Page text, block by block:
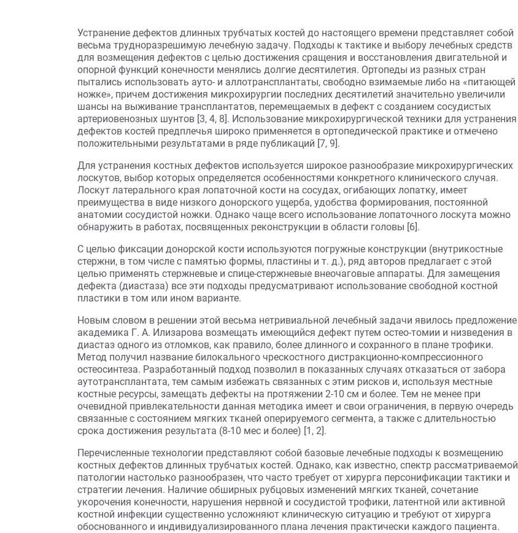
Устранение дефектов длинных трубчатых костей до настоящего времени представляет собой
весьма трудноразрешимую лечебную задачу. Подходы к тактике и выбору лечебных средств
для возмещения дефектов с целью достижения сращения и восстановления двигательной и
опорной функций конечности менялись долгие десятилетия. Ортопеды из разных стран
пытались использовать ауто- и аллотрансплантаты, свободно взимаемые либо на «питающей
ножке», причем достижения микрохирургии последних десятилетий значительно увеличили
шансы на выживание трансплантатов, перемещаемых в дефект с созданием сосудистых
артериовенозных шунтов [3, 4, 8]. Использование микрохирургической техники для устранения
дефектов костей предплечья широко применяется в ортопедической практике и отмечено
положительными результатами в ряде публикаций [7, 9].
Для устранения костных дефектов используется широкое разнообразие микрохирургических
лоскутов, выбор которых определяется особенностями конкретного клинического случая.
Лоскут латерального края лопаточной кости на сосудах, огибающих лопатку, имеет
преимущества в виде низкого донорского ущерба, удобства формирования, постоянной
анатомии сосудистой ножки. Однако чаще всего использование лопаточного лоскута можно
обнаружить в работах, посвященных реконструкции в области головы [6].
С целью фиксации донорской кости используются погружные конструкции (внутрикостные
стержни, в том числе с памятью формы, пластины и т. д.), ряд авторов предлагает с этой
целью применять стержневые и спице-стержневые внеочаговые аппараты. Для замещения
дефекта (диастаза) все эти подходы предусматривают использование свободной костной
пластики в том или ином варианте.
Новым словом в решении этой весьма нетривиальной лечебный задачи явилось предложение
академика Г. А. Илизарова возмещать имеющийся дефект путем остео-томии и низведения в
диастаз одного из отломков, как правило, более длинного и сохранного в плане трофики.
Метод получил название билокального чрескостного дистракционно-компрессионного
остеосинтеза. Разработанный подход позволил в показанных случаях отказаться от забора
аутотрансплантата, тем самым избежать связанных с этим рисков и, используя местные
костные ресурсы, замещать дефекты на протяжении 2-10 см и более. Тем не менее при
очевидной привлекательности данная методика имеет и свои ограничения, в первую очередь
связанные с состоянием мягких тканей оперируемого сегмента, а также с длительностью
срока достижения результата (8-10 мес и более) [1, 2].
Перечисленные технологии представляют собой базовые лечебные подходы к возмещению
костных дефектов длинных трубчатых костей. Однако, как известно, спектр рассматриваемой
патологии настолько разнообразен, что часто требует от хирурга персонификации тактики и
стратегии лечения. Наличие обширных рубцовых изменений мягких тканей, сочетание
укорочения конечности, нарушения нервной и сосудистой трофики, латентной или активной
костной инфекции существенно усложняют клиническую ситуацию и требуют от хирурга
обоснованного и индивидуализированного плана лечения практически каждого пациента.